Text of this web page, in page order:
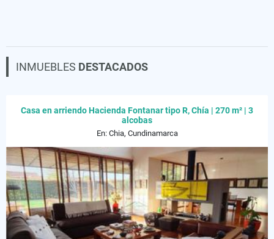
INMUEBLES DESTACADOS
Casa en arriendo Hacienda Fontanar tipo R, Chía | 270 m² | 3
alcobas
En: Chia, Cundinamarca